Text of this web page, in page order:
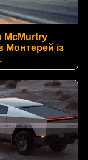
McMurtry
Монтерей із